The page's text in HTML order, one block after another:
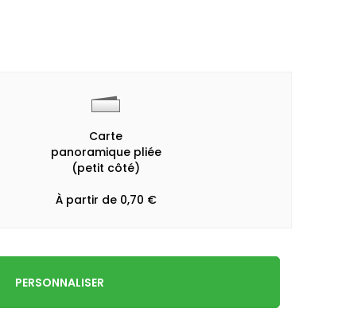
Carte
panoramique pliée
(petit côté)
À partir de 0,70 €
PERSONNALISER